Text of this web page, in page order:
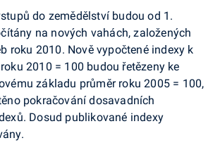
do zemědělství budou od 1.
na nových vahách, založených
roku 2010. Nově vypočtené indexy k
2010 = 100 budou řetězeny ke
základu průměr roku 2005 = 100,
pokračování dosavadních
Dosud publikované indexy